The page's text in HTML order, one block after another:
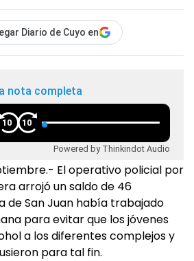
Diario de Cuyo en
nota completa
10 10
Powered by Thinkindot Audio
El operativo policial por
arrojó un saldo de 46
de San Juan había trabajado
para evitar que los jóvenes
a los diferentes complejos y
para tal fin.